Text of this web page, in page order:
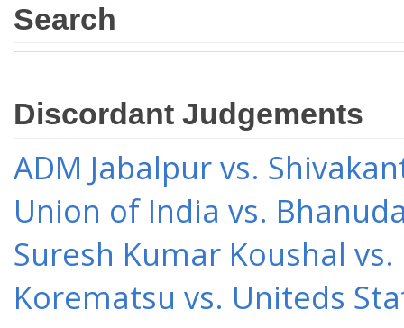
Search
Discordant Judgements
ADM Jabalpur vs.
Union of India vs.
Suresh Kumar Koushal
Korematsu vs. Uniteds